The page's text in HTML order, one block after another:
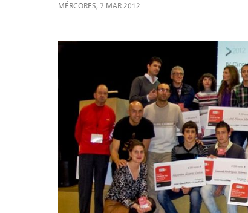
MÉRCORES, 7 MAR2012